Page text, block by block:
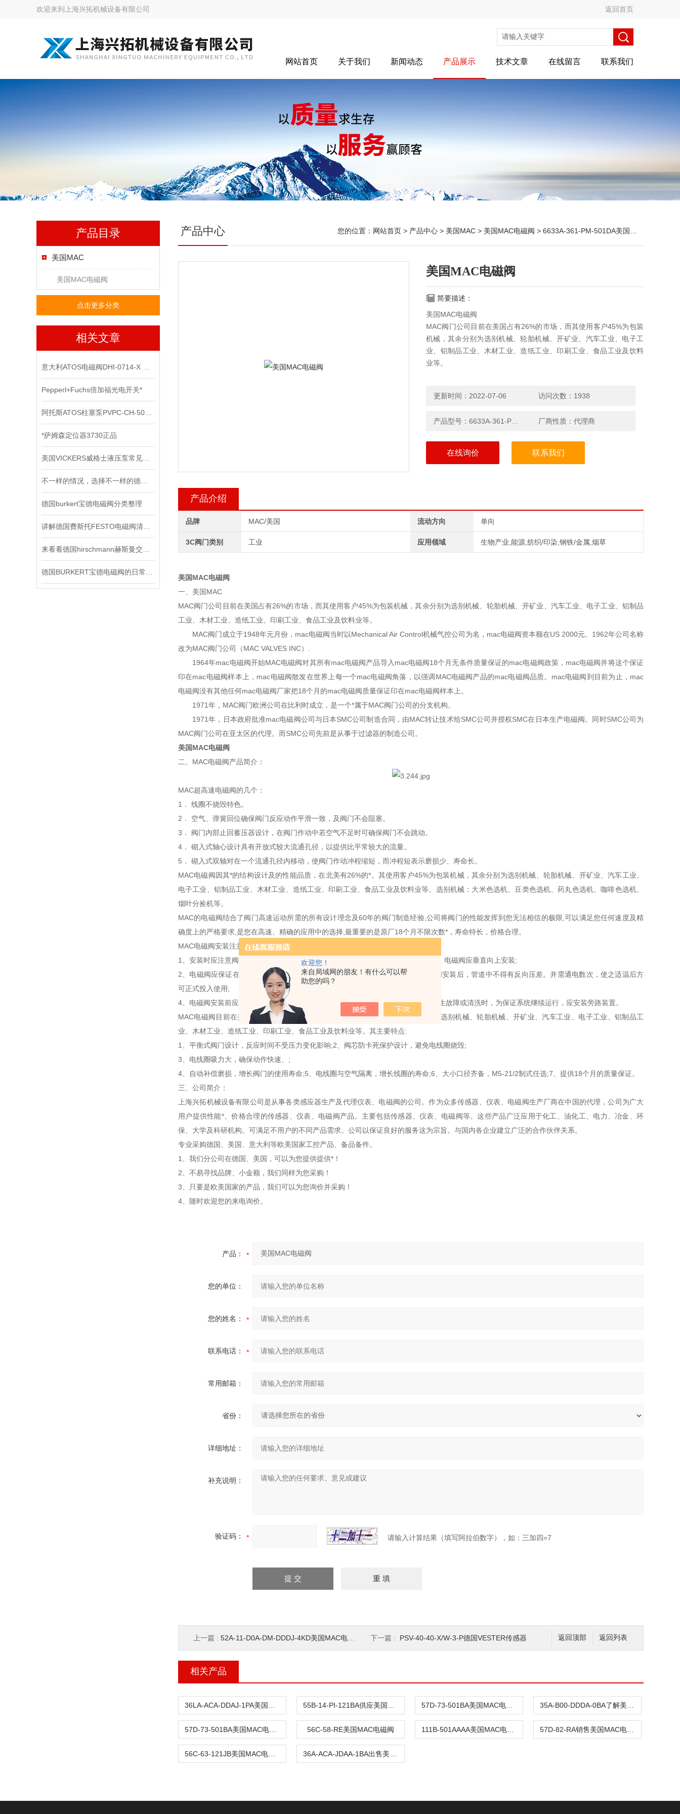
欢迎您！
来自局域网的朋友！有什么可以帮
助您的吗？
欢迎来到 上海兴拓机械设备有限公司 返回首页
网站首页 关于我们 新闻动态 产品展示 技术文章 在线留言 联系我们
产品目录
美国MAC
美国MAC电磁阀
点击更多分类
相关文章
Pepperl+Fuchs倍加福光电开关*
*萨姆森定位器3730正品
德国burkert宝德电磁阀分类整理
产品中心 您的位置： 网站首页 > 产品中心 > 美国MAC > 美国MAC电磁阀 > 6633A-361-PM-501DA美国MAC电磁阀
美国MAC电磁阀
简要描述：
美国MAC电磁阀
MAC阀门公司目前在美国占有26%的市场，而其使用客户45%为包装
机械，其余分别为选别机械、轮胎机械、开矿业、汽车工业、电子工
业、铝制品工业、木材工业、造纸工业、印刷工业、食品工业及饮料
业等。
更新时间：2022-07-06 访问次数：1938
厂商性质：代理商
在线询价 联系我们
产品介绍
品牌 MAC/美国 流动方向 单向
3C阀门类别 工业 应用领域 生物产业,能源,纺织/印染,钢铁/金属,烟草
美国MAC电磁阀
一、美国MAC
MAC阀门公司目前在美国占有26%的市场，而其使用客户45%为包装机械，其余分别为选别机械、轮胎机械、开矿业、汽车工业、电子工业、铝制品
工业、木材工业、造纸工业、印刷工业、食品工业及饮料业等。
MAC阀门成立于1948年元月份，mac电磁阀当时以Mechanical Air Control机械气控公司为名，mac电磁阀资本额在US 2000元。1962年公司名称
改为MAC阀门公司（MAC VALVES INC）.
1964年mac电磁阀开始MAC电磁阀对其所有mac电磁阀产品导入mac电磁阀18个月无条件质量保证的mac电磁阀政策，mac电磁阀并将这个保证
印在mac电磁阀样本上，mac电磁阀散发在世界上每一个mac电磁阀角落，以强调MAC电磁阀产品的mac电磁阀品质。mac电磁阀到目前为止，mac
电磁阀没有其他任何mac电磁阀厂家把18个月的mac电磁阀质量保证印在mac电磁阀样本上。
1971年，MAC阀门欧洲公司在比利时成立，是一个*属于MAC阀门公司的分支机构。
1971年，日本政府批准mac电磁阀公司与日本SMC公司制造合同，由MAC转让技术给SMC公司并授权SMC在日本生产电磁阀。同时SMC公司为
MAC阀门公司在亚太区的代理。而SMC公司先前是从事于过滤器的制造公司。
美国MAC电磁阀
二、MAC电磁阀产品简介：
MAC超高速电磁阀的几个：
1． 线圈不烧毁特色。
2． 空气、弹簧回位确保阀门反应动作平滑一致，及阀门不会阻塞。
3． 阀门内部止回蓄压器设计，在阀门作动中若空气不足时可确保阀门不会跳动。
4． 砌入式轴心设计具有开放式较大流通孔径，以提供比平常较大的流量。
5． 砌入式双轴对在一个流通孔径内移动，使阀门作动冲程缩短，而冲程短表示磨损少、寿命长。
MAC电磁阀因其*的结构设计及的性能品质，在北美有26%的*。其使用客户45%为包装机械，其余分别为选别机械、轮胎机械、开矿业、汽车工业、
电子工业、铝制品工业、木材工业、造纸工业、印刷工业、食品工业及饮料业等。选别机械：大米色选机、豆类色选机、药丸色选机、咖啡色选机、
烟叶分捡机等。
MAC的电磁阀结合了阀门高速运动所需的所有设计理念及60年的阀门制造经验,公司将阀门的性能发挥到您无法相信的极限,可以满足您任何速度及精
确度上的严格要求,是您在高速、精确的应用中的选择,最重要的是原厂18个月不限次数*，寿命特长，价格合理。
MAC电磁阀安装注意:
1、安装时应注意阀体上箭头应与介质流向一致。不可装在有直接滴水或溅水的地方。电磁阀应垂直向上安装;
2、电磁阀应保证在电源电压为额定电压的15%-10%波动范围内正常工作;3、电磁阀安装后，管道中不得有反向压差。并需通电数次，使之适温后方
可正式投入使用;
4、电磁阀安装前应*清洗管道。通入的介质应无杂质。阀前装过滤器;5、当电磁阀发生故障或清洗时，为保证系统继续运行，应安装旁路装置。
MAC电磁阀目前在美国占有26%的市场。其使用客户45%为包装机械，其余分别为选别机械、轮胎机械、开矿业、汽车工业、电子工业、铝制品工
业、木材工业、造纸工业、印刷工业、食品工业及饮料业等。其主要特点:
1、平衡式阀门设计，反应时间不受压力变化影响;2、阀芯防卡死保护设计，避免电线圈烧毁;
3、电线圈吸力大，确保动作快速、;
4、自动补偿磨损，增长阀门的使用寿命;5、电线圈与空气隔离，增长线圈的寿命;6、大小口径齐备，M5-21/2制式任选;7、提供18个月的质量保证。
三、公司简介：
上海兴拓机械设备有限公司是从事各类感应器生产及代理仪表、电磁阀的公司。作为众多传感器、仪表、电磁阀生产厂商在中国的代理，公司为广大
用户提供性能*、价格合理的传感器、仪表、电磁阀产品。主要包括传感器、仪表、电磁阀等。这些产品广泛应用于化工、油化工、电力、冶金、环
保、大学及科研机构。可满足不用户的不同产品需求。公司以保证良好的服务这为宗旨。与国内各企业建立广泛的合作伙伴关系。
专业采购德国、美国、意大利等欧美国家工控产品、备品备件。
1、我们分公司在德国、美国，可以为您提供提供*！
2、不易寻找品牌、小金额，我们同样为您采购！
3、只要是欧美国家的产品，我们可以为您询价并采购！
4、随时欢迎您的来电询价。
产品：
您的单位：
您的姓名：
联系电话：
常用邮箱：
省份：
详细地址：
补充说明：
验证码： 请输入计算结果（填写阿拉伯数字），如：三加四=7
返回列表
返回顶部
上一篇 : 52A-11-D0A-DM-DDDJ-4KD美国MAC电磁阀 下一篇 : PSV-40-40-X/W-3-P德国VESTER传感器
相关产品
56C-58-RE美国MAC电磁阀